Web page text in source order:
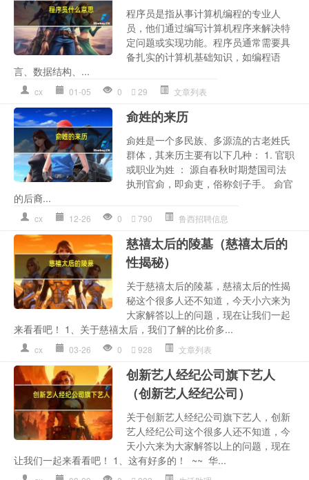
程序员是指从事计算机编程的专业人
员，他们通过编写计算机程序来解决特
定问题或实现功能。程序员通常需要具
备扎实的计算机基础知识，如编程语
言、数据结构、...
cx 01-05 0 29 文章列表
侴姓的来历
侴姓是一个多民族、多源流的古老姓氏
群体，其来历主要有以下几种： 1. 官职
或职业为姓 ： 源自春秋时期楚国司法
执刑官侴，即侴吏，俗称刽子手。 侴官
的后裔...
cx 12-26 0 790 鲁西招聘信息
慈禧太后的陵墓（慈禧太后的
性揭秘）
关于慈禧太后的陵墓，慈禧太后的性揭
秘这个很多人还不知道，今天小六来为
大家解答以上的问题，现在让我们一起
来看看吧！ 1、关于慈禧太后，我们了解的比价多...
cx 03-26 0 928 文章列表
创新艺人经纪公司旗下艺人
（创新艺人经纪公司）
关于创新艺人经纪公司旗下艺人，创新
艺人经纪公司这个很多人还不知道，今
天小六来为大家解答以上的问题，现在
让我们一起来看看吧！ 1、这有好多的！ ~~ 华...